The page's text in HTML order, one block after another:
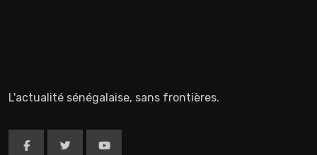
L'actualité sénégalaise, sans frontières.